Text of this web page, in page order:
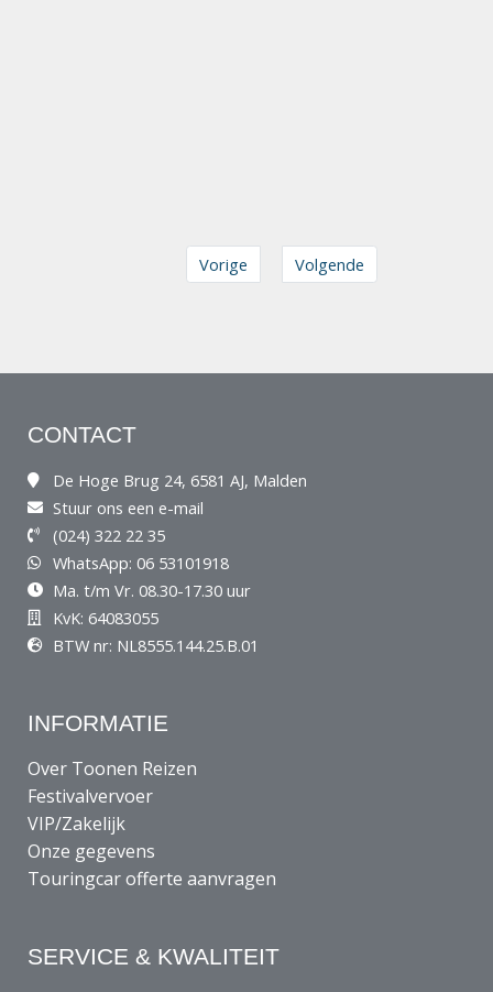
Vorige Volgende
CONTACT
De Hoge Brug 24, 6581 AJ, Malden
Stuur ons een e-mail
(024) 322 22 35
WhatsApp: 06 53101918
Ma. t/m Vr. 08.30-17.30 uur
KvK: 64083055
BTW nr: NL8555.144.25.B.01
INFORMATIE
Over Toonen Reizen
Festivalvervoer
VIP/Zakelijk
Onze gegevens
Touringcar offerte aanvragen
SERVICE & KWALITEIT